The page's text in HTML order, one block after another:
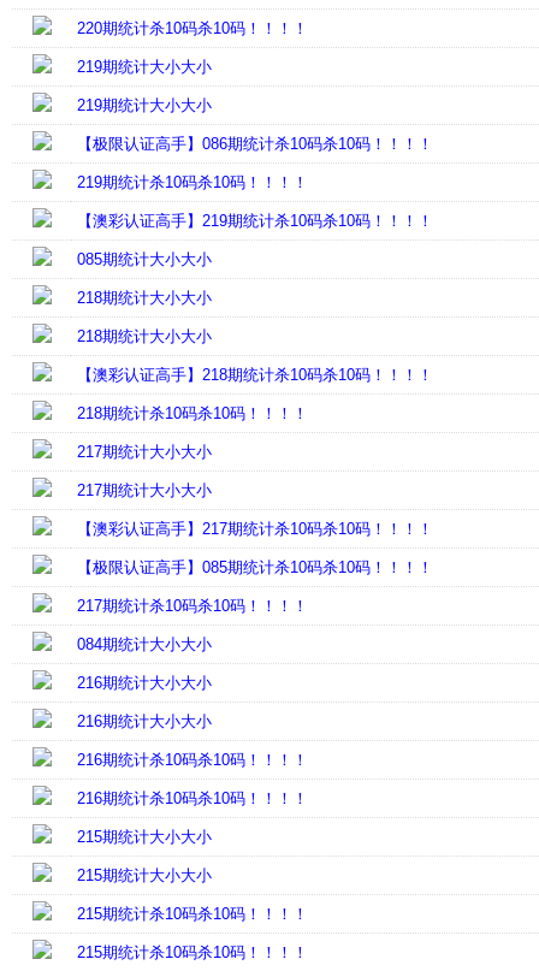
220期统计杀10码杀10码！！！！
219期统计大小大小
219期统计大小大小
【极限认证高手】086期统计杀10码杀10码！！！！
219期统计杀10码杀10码！！！！
【澳彩认证高手】219期统计杀10码杀10码！！！！
085期统计大小大小
218期统计大小大小
218期统计大小大小
【澳彩认证高手】218期统计杀10码杀10码！！！！
218期统计杀10码杀10码！！！！
217期统计大小大小
217期统计大小大小
【澳彩认证高手】217期统计杀10码杀10码！！！！
【极限认证高手】085期统计杀10码杀10码！！！！
217期统计杀10码杀10码！！！！
084期统计大小大小
216期统计大小大小
216期统计大小大小
216期统计杀10码杀10码！！！！
216期统计杀10码杀10码！！！！
215期统计大小大小
215期统计大小大小
215期统计杀10码杀10码！！！！
215期统计杀10码杀10码！！！！